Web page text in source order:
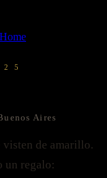
Home
5
Aires
visten de amarillo.
un regalo: